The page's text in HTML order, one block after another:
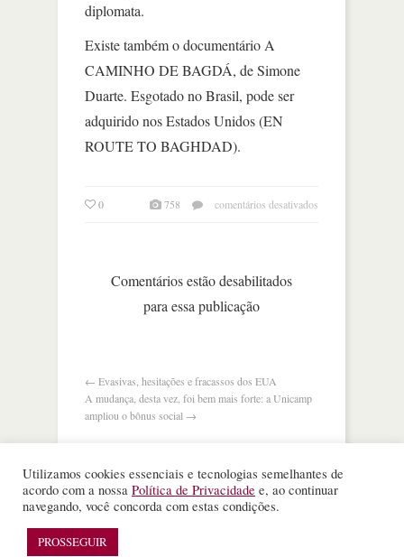
diplomata.
Existe também o documentário A
CAMINHO DE BAGDÁ, de Simone
Duarte. Esgotado no Brasil, pode ser
adquirido nos Estados Unidos (EN
ROUTE TO BAGHDAD).
0 758 comentários desativados
Comentários estão desabilitados
para essa publicação
← Evasivas, hesitações e fracassos dos EUA
A mudança, desta vez, foi bem mais forte: a Unicamp
ampliou o bônus social →
Nota Alta ESPM
. Todos os direitos reservados.
WordPress Theme
Utilizamos cookies essenciais e tecnologias semelhantes de
acordo com a nossa Política de Privacidade e, ao continuar
navegando, você concorda com estas condições.
PROSSEGUIR